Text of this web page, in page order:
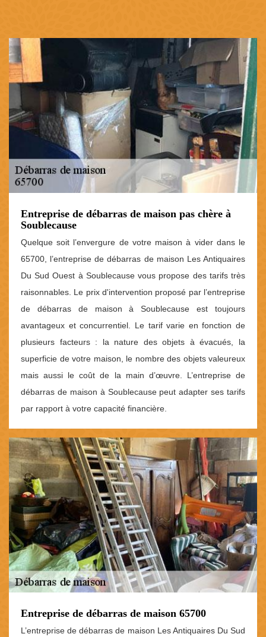
Entreprise de débarras de maison pas chère à
Soublecause
Quelque soit l’envergure de votre maison à vider dans le
65700, l’entreprise de débarras de maison Les Antiquaires
Du Sud Ouest à Soublecause vous propose des tarifs très
raisonnables. Le prix d'intervention proposé par l’entreprise
de débarras de maison à Soublecause est toujours
avantageux et concurrentiel. Le tarif varie en fonction de
plusieurs facteurs : la nature des objets à évacués, la
superficie de votre maison, le nombre des objets valeureux
mais aussi le coût de la main d’œuvre. L’entreprise de
débarras de maison à Soublecause peut adapter ses tarifs
par rapport à votre capacité financière.
Entreprise de débarras de maison 65700
L’entreprise de débarras de maison Les Antiquaires Du Sud